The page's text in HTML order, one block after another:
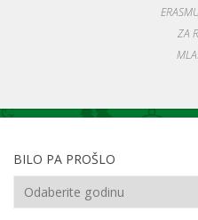
ZA
BILO PA PROŠLO